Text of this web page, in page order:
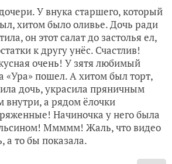
У внука старшего, который
хитом было оливье. Дочь ради
он этот салат до застолья ел,
к другу унёс. Счастлив!
очень! У зятя любимый
«Ура» пошел. А хитом был торт,
дочь, украсила пряничным
внутри, а рядом ёлочки
Начиночка у него была
Ммммм! Жаль, что видео
а то бы показала.